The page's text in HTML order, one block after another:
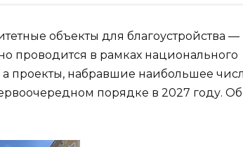
объекты для благоустройства —
проводится в рамках национального
проекты, набравшие наибольшее
порядке в 2027 году. Об